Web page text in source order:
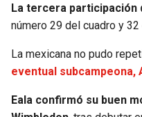
La tercera participación
número 29 del cuadro y
La mexicana no pudo
eventual subcampeona,
Eala confirmó su buen